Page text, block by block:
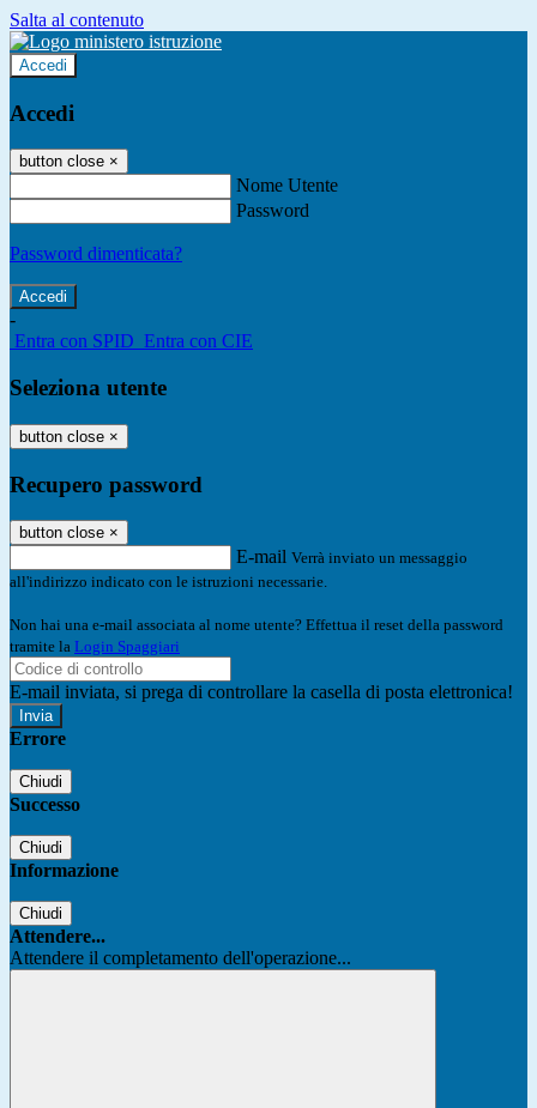
Salta al contenuto
Accedi
Accedi
button close ×
Nome Utente
Password
Password dimenticata?
-
Entra con SPID Entra con CIE
Seleziona utente
button close ×
Recupero password
button close ×
E-mail Verrà inviato un messaggio
all'indirizzo indicato con le istruzioni necessarie.
Non hai una e-mail associata al nome utente? Effettua il reset della password
tramite la Login Spaggiari
E-mail inviata, si prega di controllare la casella di posta elettronica!
Errore
Chiudi
Successo
Chiudi
Informazione
Chiudi
Attendere...
Attendere il completamento dell'operazione...